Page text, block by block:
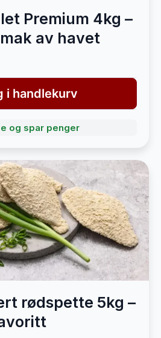
Premium 4kg –
av havet
i handlekurv
og spar penger
rødspette 5kg –